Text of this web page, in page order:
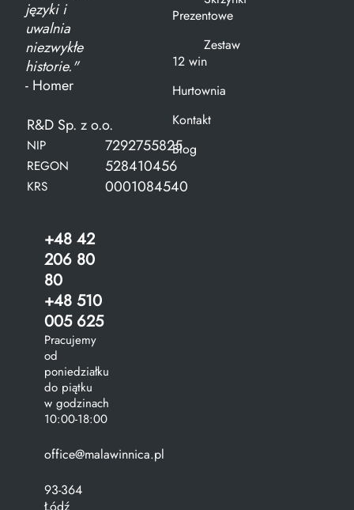
języki i
uwalnia
niezwykłe
historie."
- Homer
R&D Sp. z o.o.
NIP 7292755825
REGON 528410456
KRS 0001084540
+48 42
206 80
80
+48 510
005 625
Pracujemy
od
poniedziałku
do piątku
w godzinach
10:00-18:00
office@malawinnica.pl
93-364
Prezentowe
Zestaw
12 win
Hurtownia
Kontakt
Blog